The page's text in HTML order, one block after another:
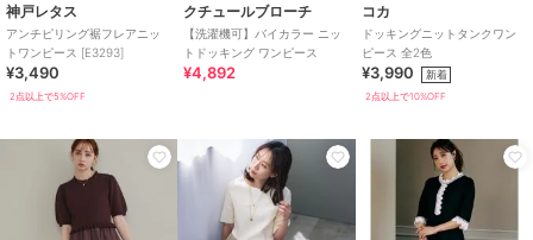
神戸レタス
アンチピリング裾フレアニッ
トワンピース [E3293]
¥3,490
2点以上で5%OFF
クチュールブローチ
【洗濯機可】バイカラー ニッ
トドッキング ワンピース
¥4,892
コカ
ドッキングニットタンクワン
ピース 全2色
¥3,990 新着
2点以上で10%OFF